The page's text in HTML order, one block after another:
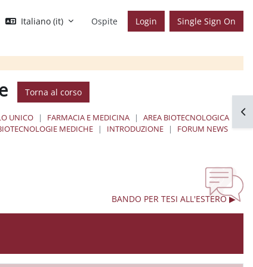
Italiano ‎(it)‎ Ospite Login Single Sign On
Torna al corso
UNICO FARMACIA E MEDICINA
AREA BIOTECNOLOGICA
MEDICHE INTRODUZIONE
FORUM NEWS
BANDO PER TESI ALL'ESTERO ▶︎